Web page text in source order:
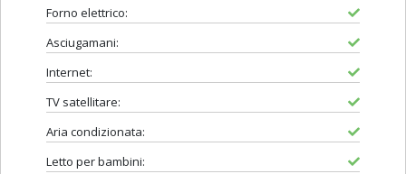
Forno elettrico:
Asciugamani:
Internet:
TV satellitare:
Aria condizionata:
Letto per bambini: